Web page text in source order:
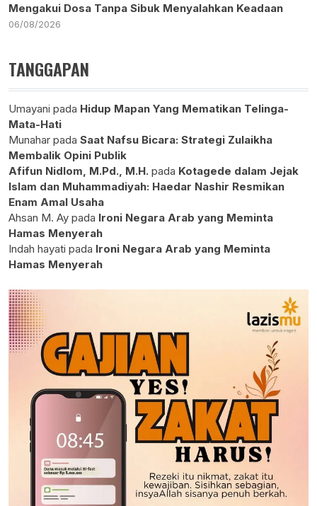
Mengakui Dosa Tanpa Sibuk Menyalahkan Keadaan
06/08/2026
TANGGAPAN
Umayani pada Hidup Mapan Yang Mematikan Telinga-
Mata-Hati
Munahar pada Saat Nafsu Bicara: Strategi Zulaikha
Membalik Opini Publik
Afifun Nidlom, M.Pd., M.H. pada Kotagede dalam Jejak
Islam dan Muhammadiyah: Haedar Nashir Resmikan
Enam Amal Usaha
Ahsan M. Ay pada Ironi Negara Arab yang Meminta
Hamas Menyerah
Indah hayati pada Ironi Negara Arab yang Meminta
Hamas Menyerah